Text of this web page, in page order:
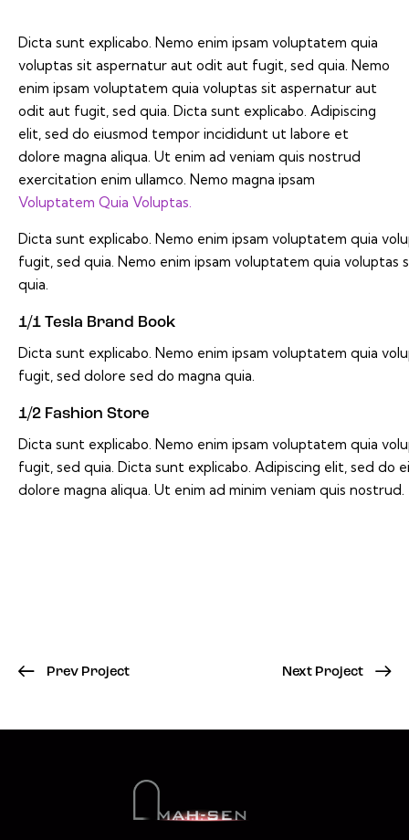
Dicta sunt explicabo. Nemo enim ipsam voluptatem quia
voluptas sit aspernatur aut odit aut fugit, sed quia. Nemo
enim ipsam voluptatem quia voluptas sit aspernatur aut
odit aut fugit, sed quia. Dicta sunt explicabo. Adipiscing
elit, sed do eiusmod tempor incididunt ut labore et
dolore magna aliqua. Ut enim ad veniam quis nostrud
exercitation enim ullamco. Nemo magna ipsam
Voluptatem Quia Voluptas.
Dicta sunt explicabo. Nemo enim ipsam voluptatem quia
fugit, sed quia. Nemo enim ipsam voluptatem quia
quia.
1/1 Tesla Brand Book
Dicta sunt explicabo. Nemo enim ipsam voluptatem quia
fugit, sed dolore sed do magna quia.
1/2 Fashion Store
Dicta sunt explicabo. Nemo enim ipsam voluptatem quia
fugit, sed quia. Dicta sunt explicabo. Adipiscing elit, sed do
dolore magna aliqua. Ut enim ad minim veniam quis nostrud.
Prev Project Next Project